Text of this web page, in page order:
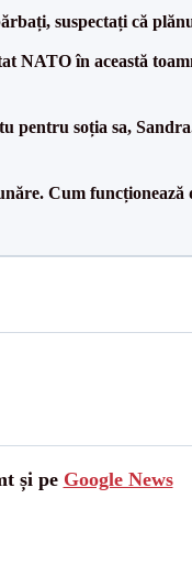
suspectați că
NATO în această
pentru soția sa,
Cum
și pe Google News